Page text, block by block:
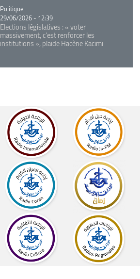
Catégorie
Politique
29/06/2026 - 12:39
Elections législatives : « voter
massivement, c'est renforcer les
institutions », plaide Hacène Kacimi